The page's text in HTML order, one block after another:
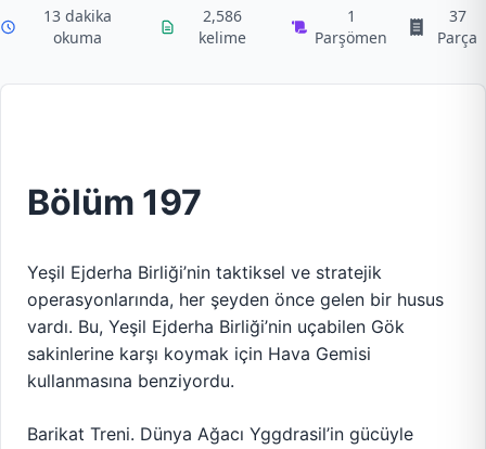
13 dakika
okuma
2,586
kelime
1
Parşömen
37
Parça
Bölüm 197
Yeşil Ejderha Birliği’nin taktiksel ve stratejik
operasyonlarında, her şeyden önce gelen bir husus
vardı. Bu, Yeşil Ejderha Birliği’nin uçabilen Gök
sakinlerine karşı koymak için Hava Gemisi
kullanmasına benziyordu.
Barikat Treni. Dünya Ağacı Yggdrasil’in gücüyle